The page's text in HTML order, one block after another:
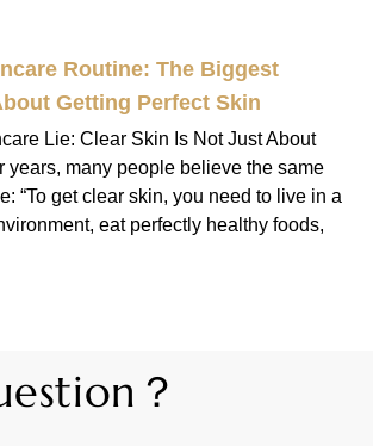
Routine: The Biggest
Getting Perfect Skin
Lie: Clear Skin Is Not Just About
years, many people believe the same
“To get clear skin, you need to live in a
eat perfectly healthy foods,
？